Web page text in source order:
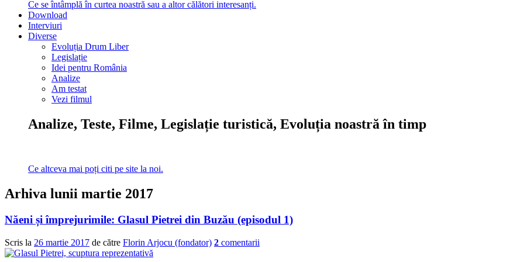
Ce se întâmplă în curtea noastră sau a altor călători interesanți.
Download
Interviuri
Diverse
Evoluția Drum Liber
Legislație
Idei pentru România
Analize
Am testat
Vezi filmul
Analize, Teste, Filme, Legislație turistică, Evoluția noastră în timp
Ce altceva mai poți citi pe site la noi.
Arhiva lunii martie 2017
Năeni și împrejurimile: Glasul Pietrei din Buzău (episodul 1)
Scris la 26 martie 2017 de către Florin Arjocu (fondator) 2 comentarii